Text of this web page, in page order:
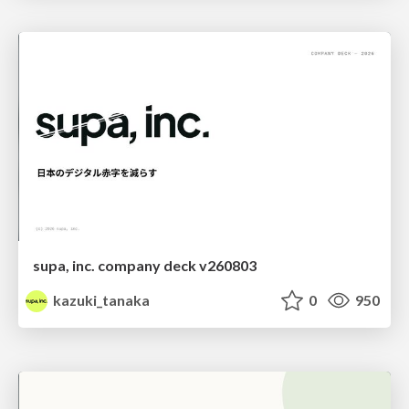
supa, inc. company deck v260803
kazuki_tanaka
0 950